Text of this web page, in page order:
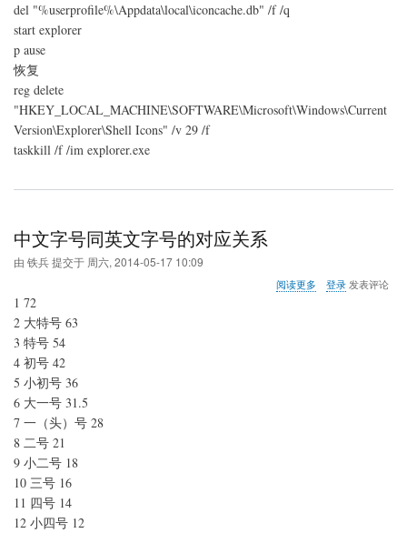
del "%userprofile%\Appdata\local\iconcache.db" /f /q
start explorer
p ause
恢复
reg delete
"HKEY_LOCAL_MACHINE\SOFTWARE\Microsoft\Windows\Current
Version\Explorer\Shell Icons" /v 29 /f
taskkill /f /im explorer.exe
中文字号同英文字号的对应关系
由 铁兵提交于 周六, 2014-05-17 10:09
阅读更多 登录发表评论
1 72
2 大特号 63
3 特号 54
4 初号 42
5 小初号 36
6 大一号 31.5
7 一（头）号 28
8 二号 21
9 小二号 18
10 三号 16
11 四号 14
12 小四号 12